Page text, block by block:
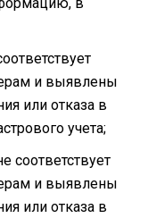
и выявлены
или отказа в
учета;
соответствует
и выявлены
или отказа в